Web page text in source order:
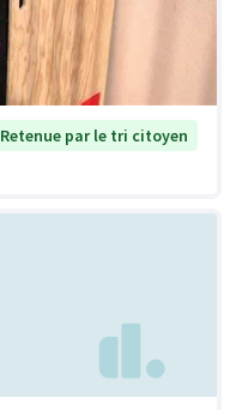
Retenue par le tri citoyen